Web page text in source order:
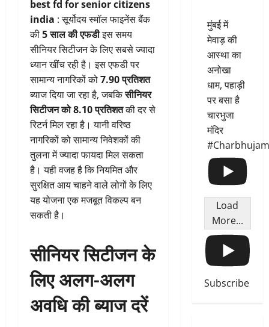
best fd for senior citizens
india : सूर्योदय स्मॉल फाइनेंस बैंक
की5 साल की एफडीइस समय
सीनियर सिटीजन के लिए सबसे ज्यादा
ध्यान खींच रही है। इस एफडी पर
सामान्य नागरिकों को7.90 प्रतिशत
ब्याज दिया जा रहा है, जबकिसीनियर
सिटीजन को 8.10 प्रतिशतकी दर से
रिटर्न मिल रहा है। यानी वरिष्ठ
नागरिकों को सामान्य निवेशकों की
तुलना में ज्यादा फायदा मिल सकता
है। यही वजह है कि नियमित और
सुरक्षित आय चाहने वाले लोगों के लिए
यह योजना एक मजबूत विकल्प बन
सकती है।
सीनियर सिटीजन के
लिए अलग-अलग
अवधि की ब्याज दरें
मुंबई में
मेवाड़ की
आस्था का
अनोखा
धाम, पहाड़ी
पर बसा है
चारभुजा
मंदिर
Load
More...
Subscribe